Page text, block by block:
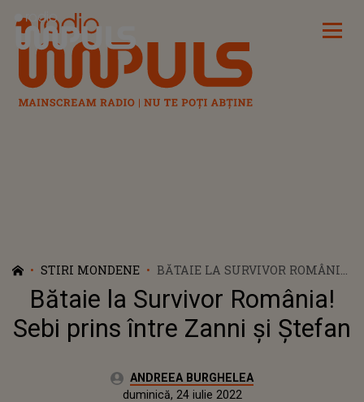
Radio Impuls
STIRI MONDENE
BĂTAIE LA SURVIVOR ROMÂNIA!
SEBI PRINS ÎNTRE ZANNI ŞI
ŞTEFAN
Bătaie la Survivor România!
Sebi prins între Zanni şi Ştefan
Autor:ANDREEA BURGHELEA
Actualizat:
duminică, 24 iulie 2022